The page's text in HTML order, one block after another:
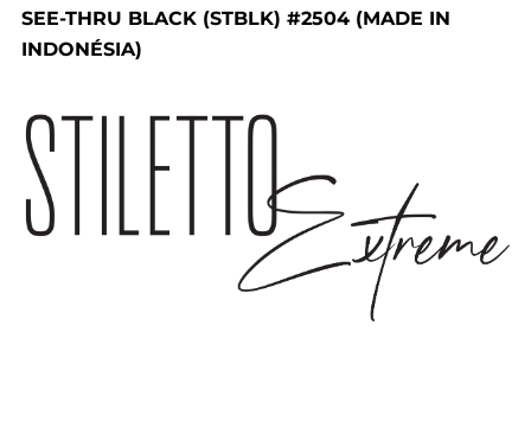
SEE-THRU BLACK (STBLK) #2504 (MADE IN
INDONÉSIA)